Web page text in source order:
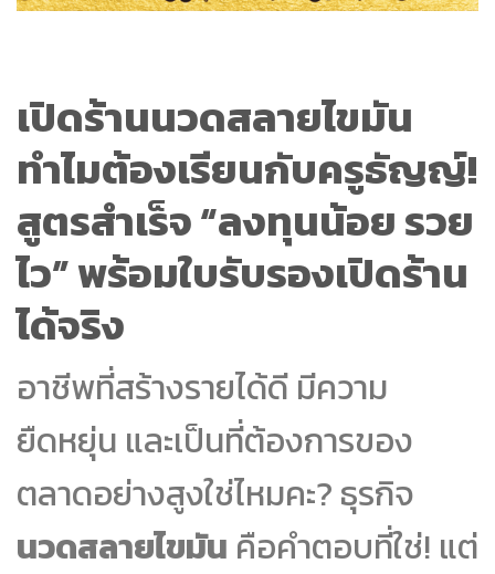
เปิดร้านนวดสลายไขมัน
ทำไมต้องเรียนกับครูธัญญ์!
สูตรสำเร็จ “ลงทุนน้อย รวย
ไว” พร้อมใบรับรองเปิดร้าน
ได้จริง
อาชีพที่สร้างรายได้ดี มีความ
ยืดหยุ่น และเป็นที่ต้องการของ
ตลาดอย่างสูงใช่ไหมคะ? ธุรกิจ
นวดสลายไขมัน คือคำตอบที่ใช่! แต่